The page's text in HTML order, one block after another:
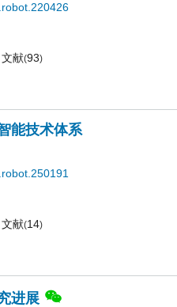
献(93)
能技术体系
献(14)
进展